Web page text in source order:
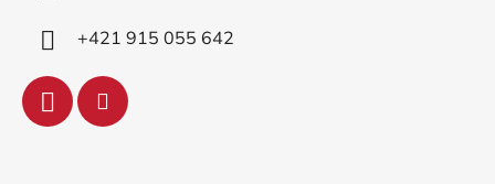
+421 915 055 642